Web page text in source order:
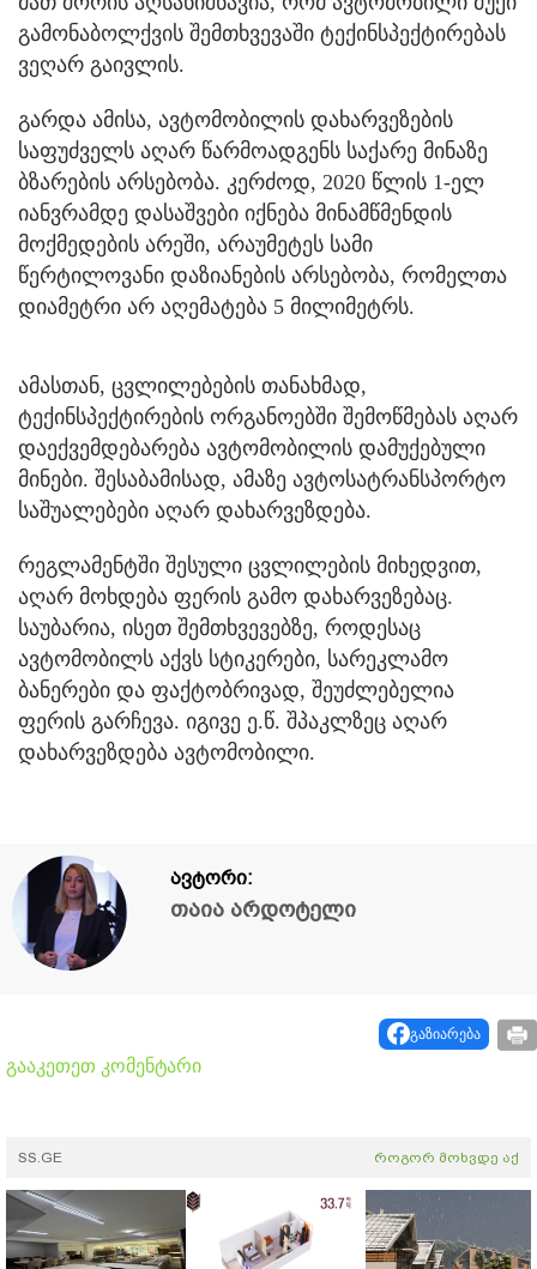
გამონაბოლქვის შემთხვევაში ტექინსპექტირებას
ვეღარ გაივლის.
გარდა ამისა, ავტომობილის დახარვეზების
საფუძველს აღარ წარმოადგენს საქარე მინაზე
ბზარების არსებობა. კერძოდ, 2020 წლის 1-ელ
იანვრამდე დასაშვები იქნება მინამწმენდის
მოქმედების არეში, არაუმეტეს სამი
წერტილოვანი დაზიანების არსებობა, რომელთა
დიამეტრი არ აღემატება 5 მილიმეტრს.
ამასთან, ცვლილებების თანახმად,
ტექინსპექტირების ორგანოებში შემოწმებას აღარ
დაექვემდებარება ავტომობილის დამუქებული
მინები. შესაბამისად, ამაზე ავტოსატრანსპორტო
საშუალებები აღარ დახარვეზდება.
რეგლამენტში შესული ცვლილების მიხედვით,
აღარ მოხდება ფერის გამო დახარვეზებაც.
საუბარია, ისეთ შემთხვევებზე, როდესაც
ავტომობილს აქვს სტიკერები, სარეკლამო
ბანერები და ფაქტობრივად, შეუძლებელია
ფერის გარჩევა. იგივე ე.წ. შპაკლზეც აღარ
დახარვეზდება ავტომობილი.
ავტორი:
თაია არდოტელი
გაზიარება
გააკეთეთ კომენტარი
SS.GE როგორ მოხვდე აქ